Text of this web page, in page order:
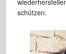
schützen.